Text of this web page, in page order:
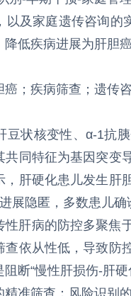
以及家庭遗传咨询的
低疾病进展为肝胆
癌；疾病筛查；遗传
豆状核变性、α-1抗
共同特征为基因突变
，肝硬化患儿发生肝
展隐匿，多数患儿
肝病的防控多聚焦
查依从性低，导致防
断“慢性肝损伤-肝
准筛查：风险识别